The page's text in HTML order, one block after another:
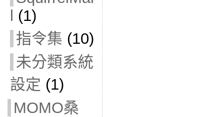
(1)
指令集 (10)
未分類系統
設定 (1)
MOMO桑